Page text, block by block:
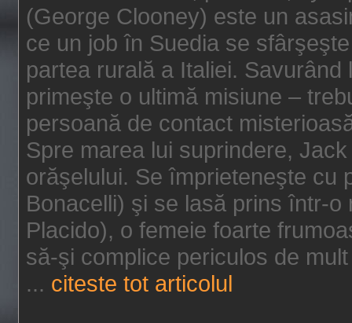
(George Clooney) este un
ce un job în Suedia se
partea rurală a Italiei.
primeşte o ultimă misiune –
persoană de contact
Spre marea lui suprindere,
orăşelului. Se împrieteneşte cu
Bonacelli) şi se lasă prins într-
Placido), o femeie foarte
să-şi complice periculos de
... citeste tot articolul